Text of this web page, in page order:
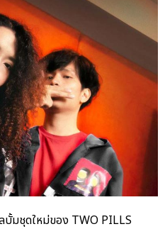
บั้มชุดใหม่ของ TWO PILLS